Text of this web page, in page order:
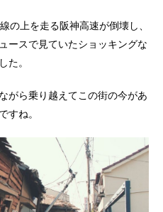
の上を走る阪神高速が倒壊し、
ースで見ていたショッキングな
た。
がら乗り越えてこの街の今があ
すね。